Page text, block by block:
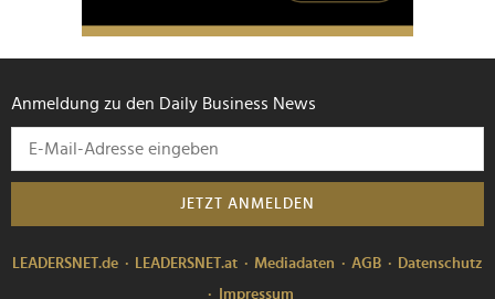
Anmeldung zu den Daily Business News
JETZT ANMELDEN
LEADERSNET.de LEADERSNET.at Mediadaten AGB
Datenschutz
Impressum